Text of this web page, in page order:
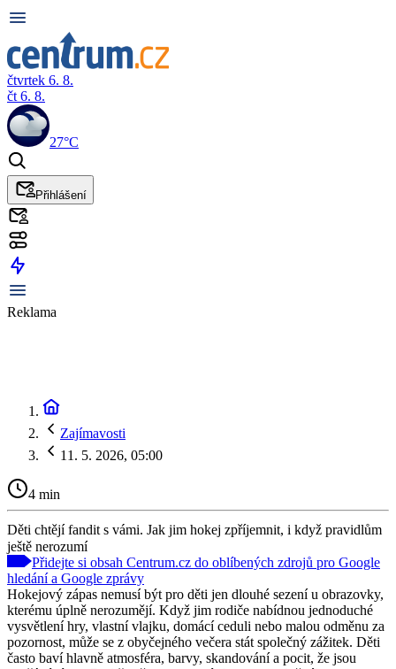
čtvrtek 6. 8.
čt 6. 8.
27°C
Přihlášení
Reklama
Zajímavosti
11. 5. 2026, 05:00
4 min
Děti chtějí fandit s vámi. Jak jim hokej zpříjemnit, i když pravidlům
ještě nerozumí
Přidejte si obsah Centrum.cz do oblíbených zdrojů pro Google
hledání a Google zprávy
Hokejový zápas nemusí být pro děti jen dlouhé sezení u obrazovky,
kterému úplně nerozumějí. Když jim rodiče nabídnou jednoduché
vysvětlení hry, vlastní vlajku, domácí ceduli nebo malou odměnu za
pozornost, může se z obyčejného večera stát společný zážitek. Děti
často baví hlavně atmosféra, barvy, skandování a pocit, že jsou